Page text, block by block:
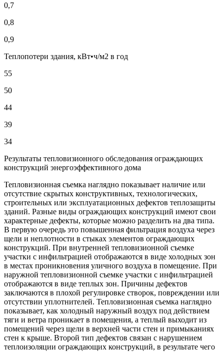
0,7
0,8
0,9
Теплопотери здания, кВт•ч/м2 в год
55
50
44
39
34
Результаты тепловизионного обследования ограждающих
конструкций энергоэффективного дома
Тепловизионная съемка наглядно показывает наличие или
отсутствие скрытых конструктивных, технологических,
строительных или эксплуатационных дефектов теплозащиты
зданий. Разные виды ограждающих конструкций имеют свои
характерные дефекты, которые можно разделить на два типа.
В первую очередь это повышенная фильтрация воздуха через
щели и неплотности в стыках элементов ограждающих
конструкций. При внутренней тепловизионной съемке
участки с инфильтрацией отображаются в виде холодных зон
в местах проникновения уличного воздуха в помещение. При
наружной тепловизионной съемке участки с инфильтрацией
отображаются в виде теплых зон. Причины дефектов
заключаются в плохой регулировке створок, повреждении или
отсутствии уплотнителей. Тепловизионная съемка наглядно
показывает, как холодный наружный воздух под действием
тяги и ветра проникает в помещения, а теплый выходит из
помещений через щели в верхней части стен и примыканиях
стен к крыше. Второй тип дефектов связан с нарушением
теплоизоляции ограждающих конструкций, в результате чего